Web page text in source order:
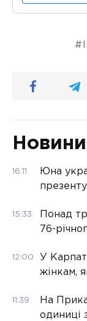
Новини
16:11
Юна
15:33
Понад
76-
12:00
У
жінкам,
11:39
На
одиниці